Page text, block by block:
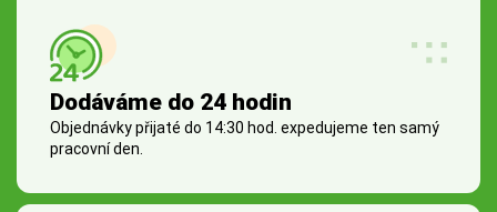
Dodáváme do 24 hodin
Objednávky přijaté do 14:30 hod. expedujeme ten samý
pracovní den.